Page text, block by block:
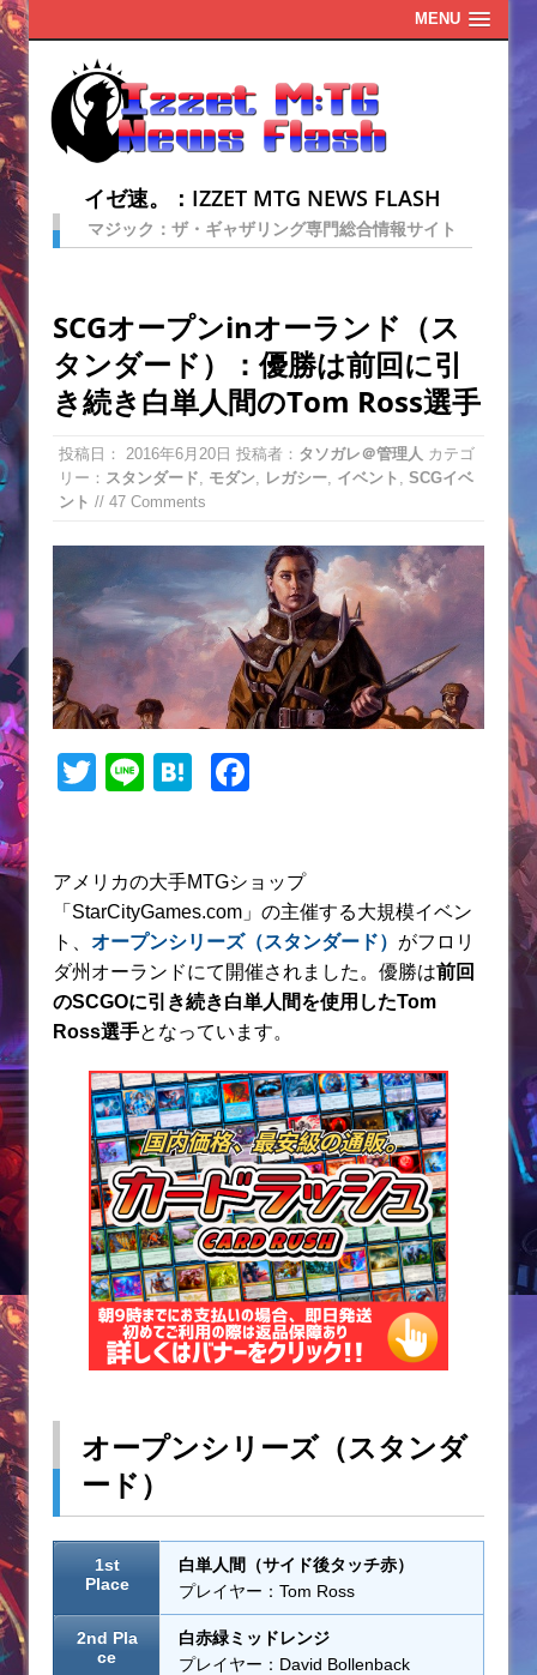
MENU
イゼ速。：IZZET MTG NEWS FLASH
マジック：ザ・ギャザリング専門総合情報サイト
SCGオープンinオーランド（ス
タンダード）：優勝は前回に引
き続き白単人間のTom Ross選手
投稿日： 2016年6月20日 投稿者： タソガレ＠管理人 カテゴ
リー： スタンダード モダン レガシー イベント
SCGイベ
ント // 47 Comments
T
er
Li
H
n
a
e
b
o
o
k
アメリカの大手MTGショップ
「StarCityGames.com」の主催する大規模イベン
ト、 オープンシリーズ（スタンダード） がフロリ
ダ州オーランドにて開催されました。優勝は前回
のSCGOに引き続き白単人間を使用したTom
Ross選手となっています。
オープンシリーズ（スタンダ
ード）
1st
Place
白単人間（サイド後タッチ赤）
プレイヤー：Tom Ross
2nd Pla
ce
白赤緑ミッドレンジ
プレイヤー：David Bollenback